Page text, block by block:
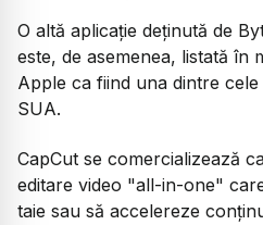
O altă aplicație deținută de
este, de asemenea, listată în
Apple ca fiind una dintre
SUA.
CapCut se comercializează
editare video "all-in-one"
taie sau să accelereze